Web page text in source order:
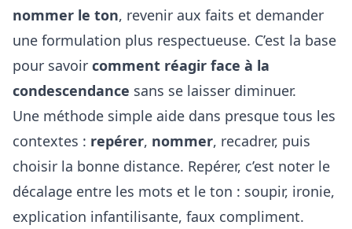
nommer le ton, revenir aux faits et demander
une formulation plus respectueuse. C’est la base
pour savoir comment réagir face à la
condescendance sans se laisser diminuer.
Une méthode simple aide dans presque tous les
contextes : repérer, nommer, recadrer, puis
choisir la bonne distance. Repérer, c’est noter le
décalage entre les mots et le ton : soupir, ironie,
explication infantilisante, faux compliment.